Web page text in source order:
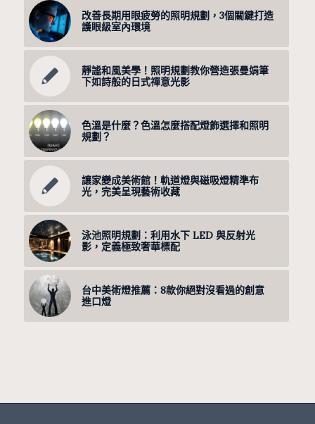
改善長期用眼疲勞的照明規劃，3個關鍵打造
護眼級室內環境
靜謐和風美學！照明規劃教你營造張曼娟筆
下如詩般的日式禪意光影
色溫是什麼？色溫怎麼搭配燈飾選擇和照明
規劃？
讓家變成美術館！軌道燈與磁吸燈精準布
光，完美呈現藝術收藏
泳池照明規劃：利用水下 LED 與反射光
影，定義極致奢華標配
台中美術燈推薦：8款你絕對沒看過的創意
進口燈